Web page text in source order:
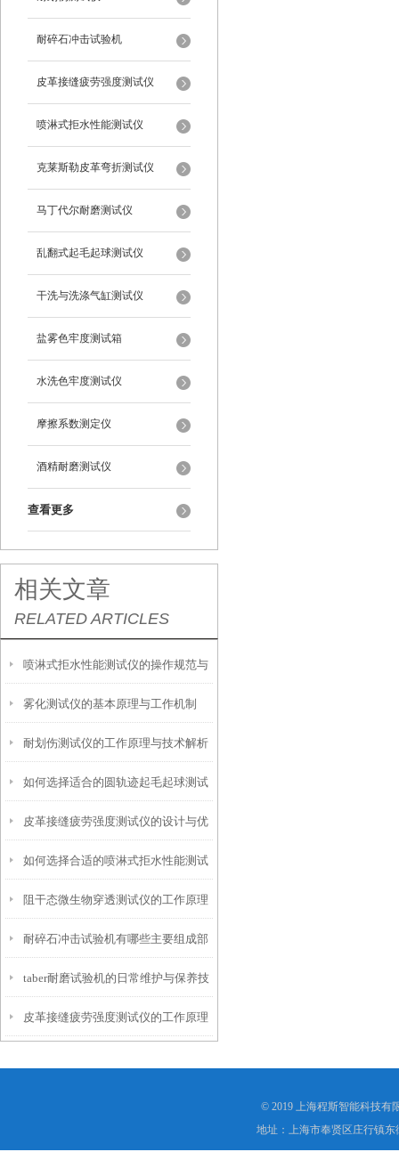
耐碎石冲击试验机
皮革接缝疲劳强度测试仪
喷淋式拒水性能测试仪
克莱斯勒皮革弯折测试仪
马丁代尔耐磨测试仪
乱翻式起毛起球测试仪
干洗与洗涤气缸测试仪
盐雾色牢度测试箱
水洗色牢度测试仪
摩擦系数测定仪
酒精耐磨测试仪
查看更多
相关文章
RELATED ARTICLES
喷淋式拒水性能测试仪的操作规范与
应用指南
雾化测试仪的基本原理与工作机制
耐划伤测试仪的工作原理与技术解析
如何选择适合的圆轨迹起毛起球测试
仪？
皮革接缝疲劳强度测试仪的设计与优
化
如何选择合适的喷淋式拒水性能测试
仪
阻干态微生物穿透测试仪的工作原理
解析
耐碎石冲击试验机有哪些主要组成部
分？
taber耐磨试验机的日常维护与保养技
巧
皮革接缝疲劳强度测试仪的工作原理
© 2019 上海程斯智能科技有
地址：上海市奉贤区庄行镇东